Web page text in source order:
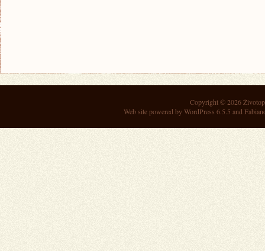
Copyright © 2026
Web site powered byWordPress 6.5.5 and